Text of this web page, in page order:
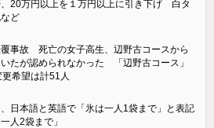
、20万円以上を１万円以上に引き下げ 白タ
ど
覆事故 死亡の女子高生、辺野古コースから
たが認められなかった 「辺野古コース」
希望は計51人
日本語と英語で「氷は一人1袋まで」と表記
人2袋まで」